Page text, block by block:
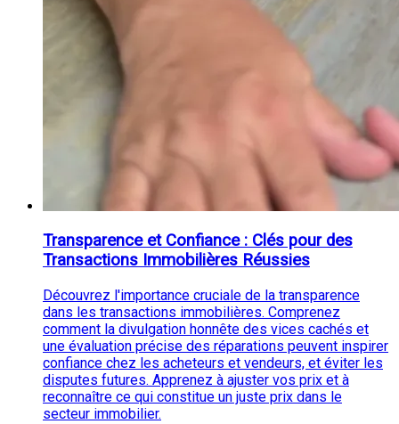
Transparence et Confiance : Clés pour des
Transactions Immobilières Réussies
Découvrez l'importance cruciale de la transparence
dans les transactions immobilières. Comprenez
comment la divulgation honnête des vices cachés et
une évaluation précise des réparations peuvent inspirer
confiance chez les acheteurs et vendeurs, et éviter les
disputes futures. Apprenez à ajuster vos prix et à
reconnaître ce qui constitue un juste prix dans le
secteur immobilier.